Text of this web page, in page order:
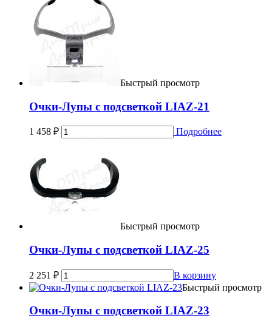
Быстрый просмотр
Очки-Лупы c подсветкой LIAZ-21
1 458 ₽ Подробнее
Быстрый просмотр
Очки-Лупы c подсветкой LIAZ-25
2 251 ₽
В корзину
Быстрый просмотр
Очки-Лупы c подсветкой LIAZ-23